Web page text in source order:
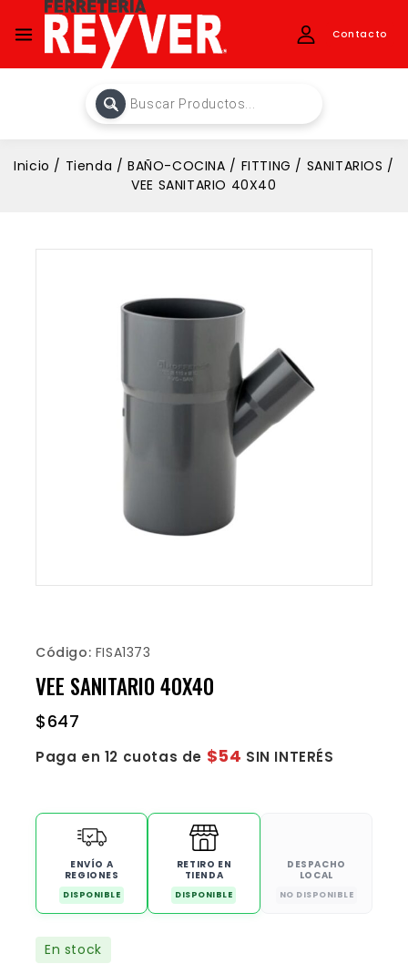
Contacto
Inicio / Tienda / BAÑO-COCINA / FITTING / SANITARIOS /
VEE SANITARIO 40X40
Código: FISA1373
VEE SANITARIO 40X40
$647
Paga en 12 cuotas de $54 SIN INTERÉS
ENVÍO A
REGIONES
DISPONIBLE
RETIRO EN
TIENDA
DISPONIBLE
DESPACHO
LOCAL
NO DISPONIBLE
En stock